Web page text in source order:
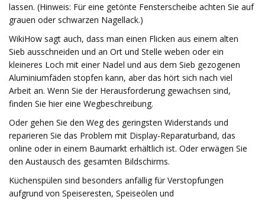
lassen. (Hinweis: Für eine getönte Fensterscheibe achten Sie auf
grauen oder schwarzen Nagellack.)
WikiHow sagt auch, dass man einen Flicken aus einem alten
Sieb ausschneiden und an Ort und Stelle weben oder ein
kleineres Loch mit einer Nadel und aus dem Sieb gezogenen
Aluminiumfäden stopfen kann, aber das hört sich nach viel
Arbeit an. Wenn Sie der Herausforderung gewachsen sind,
finden Sie hier eine Wegbeschreibung.
Oder gehen Sie den Weg des geringsten Widerstands und
reparieren Sie das Problem mit Display-Reparaturband, das
online oder in einem Baumarkt erhältlich ist. Oder erwägen Sie
den Austausch des gesamten Bildschirms.
Küchenspülen sind besonders anfällig für Verstopfungen
aufgrund von Speiseresten, Speiseölen und